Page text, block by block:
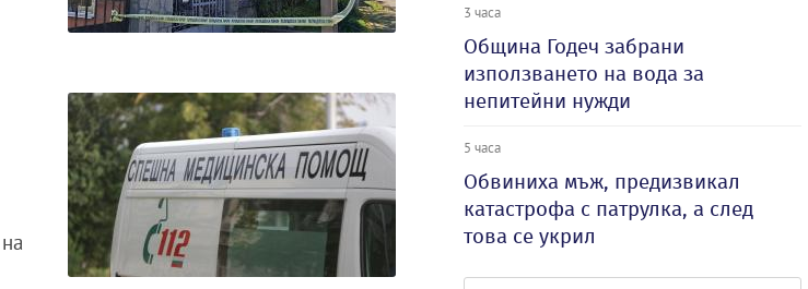
3 часа
Община Годеч забрани
използването на вода за
непитейни нужди
5 часа
Обвиниха мъж, предизвикал
катастрофа с патрулка, а след
това се укрил